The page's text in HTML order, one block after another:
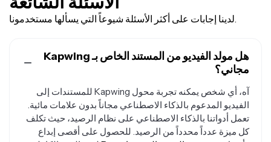
هل مولد الفيديو من المستند الخاص بـ Kapwing
مجاني؟
آه، أي شخص يمكنه تجربة محول Kapwing للمستندات إلى
الفيديو المدعوم بالذكاء الاصطناعي مجاناً بدون علامات مائية.
تعمل أدواتنا بالذكاء الاصطناعي على نظام الرصيد، حيث تكلف
كل ميزة عدداً محدداً من الرصيد. للحصول على أقصى إبداع